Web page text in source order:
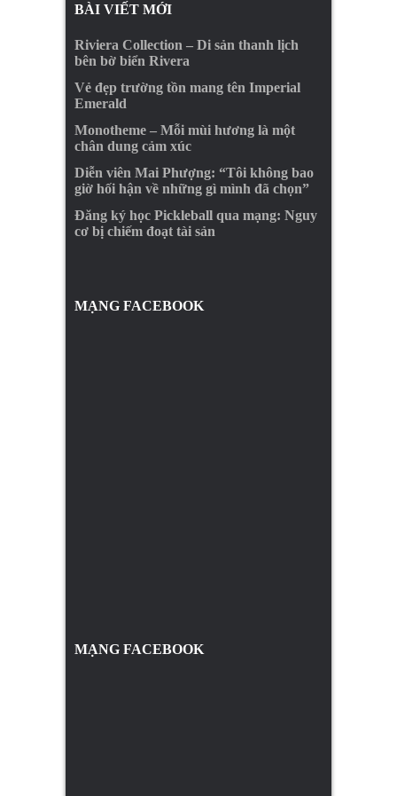
BÀI VIẾT MỚI
Riviera Collection – Di sản thanh lịch
bên bờ biển Rivera
Vẻ đẹp trường tồn mang tên Imperial
Emerald
Monotheme – Mỗi mùi hương là một
chân dung cảm xúc
Diễn viên Mai Phượng: “Tôi không bao
giờ hối hận về những gì mình đã chọn”
Đăng ký học Pickleball qua mạng: Nguy
cơ bị chiếm đoạt tài sản
MẠNG FACEBOOK
MẠNG FACEBOOK